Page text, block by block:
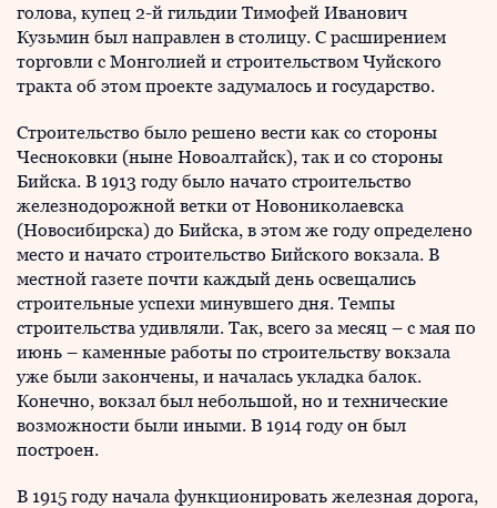
голова, купец 2-й гильдии Тимофей Иванович
Кузьмин был направлен в столицу. С расширением
торговли с Монголией и строительством Чуйского
тракта об этом проекте задумалось и государство.
Строительство было решено вести как со стороны
Чесноковки (ныне Новоалтайск), так и со стороны
Бийска. В 1913 году было начато строительство
железнодорожной ветки от Новониколаевска
(Новосибирска) до Бийска, в этом же году определено
место и начато строительство Бийского вокзала. В
местной газете почти каждый день освещались
строительные успехи минувшего дня. Темпы
строительства удивляли. Так, всего за месяц – с мая по
июнь – каменные работы по строительству вокзала
уже были закончены, и началась укладка балок.
Конечно, вокзал был небольшой, но и технические
возможности были иными. В 1914 году он был
построен.
В 1915 году начала функционировать железная дорога,